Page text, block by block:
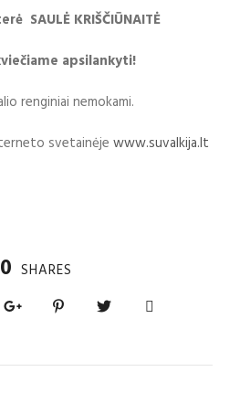
SAULĖ KRIŠČIŪNAITĖ
apsilankyti!
renginiai nemokami.
svetainėje www.suvalkija.lt
0 SHARES